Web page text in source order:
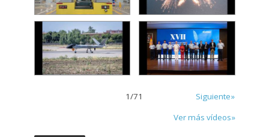
1/71
Siguiente»
Ver más vídeos»